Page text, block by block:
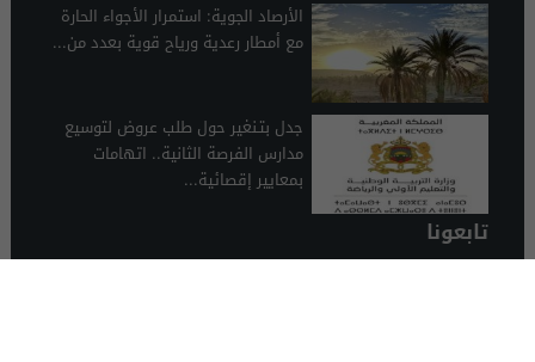
الأرصاد الجوية: استمرار الأجواء الحارة
مع أمطار رعدية ورياح قوية بعدد من...
جدل بتـنغير حول طلب عروض لتوسيع
مدارس الفرصة الثانية.. اتهامات
بمعايير إقصائية...
تابعونا